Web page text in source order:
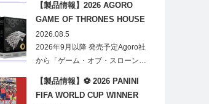
【製品情報】2026 AGORO
GAME OF THRONES HOUSE
STARK BLIND BOX
2026.08.5
2026年9月以降 発売予定Agoro社
から「ゲーム・オブ・スローン…
【製品情報】⚽ 2026 PANINI
FIFA WORLD CUP WINNER